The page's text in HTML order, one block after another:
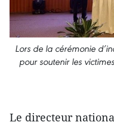
Lors de la cérémonie
pour soutenir les
Le directeur